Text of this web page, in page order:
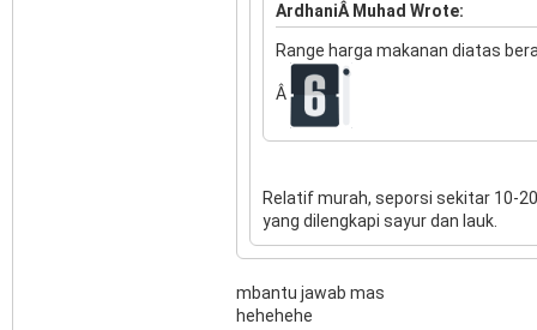
ArdhaniÂ Muhad Wrote:
Range harga makanan diatas
Â
Relatif murah, seporsi sekitar 10-
yang dilengkapi sayur dan lauk.
mbantu jawab mas
hehehehe